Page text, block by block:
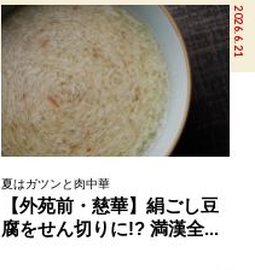
2026.6.21
夏はガツンと肉中華
【外苑前・慈華】絹ごし豆
腐をせん切りに!? 満漢全...